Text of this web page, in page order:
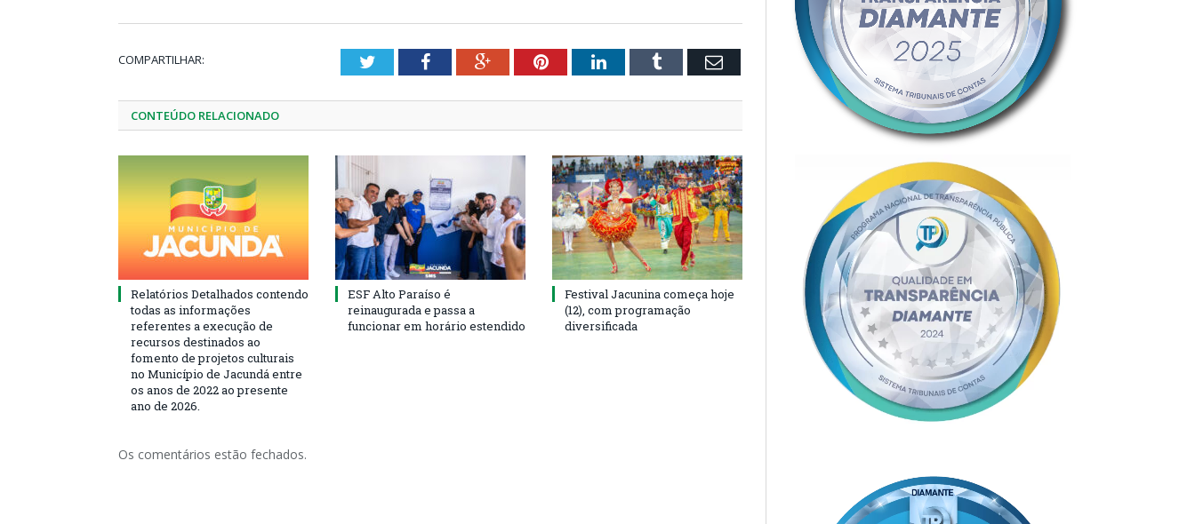
COMPARTILHAR: TwitterFacebookGoogle+PinterestLinkedInTumblr Email
CONTEÚDO RELACIONADO
Relatórios Detalhados contendo
todas as informações
referentes a execução de
recursos destinados ao
fomento de projetos culturais
no Município de Jacundá entre
os anos de 2022 ao presente
ano de 2026.
ESF Alto Paraíso é
reinaugurada e passa a
funcionar em horário estendido
Festival Jacunina começa hoje
(12), com programação
diversificada
Os comentários estão fechados.